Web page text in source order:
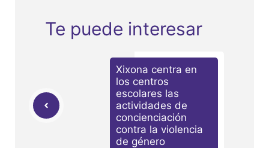
Te puede interesar
Xixona centra en
los centros
escolares las
actividades de
concienciación
contra la violencia
de género